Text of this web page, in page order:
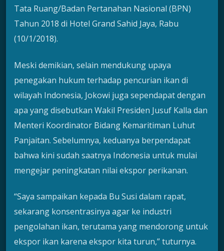
Tata Ruang/Badan Pertanahan Nasional (BPN)
Tahun 2018 di Hotel Grand Sahid Jaya, Rabu
(10/1/2018).
Meski demikian, selain mendukung upaya
penegakan hukum terhadap pencurian ikan di
wilayah Indonesia, Jokowi juga sependapat dengan
apa yang disebutkan Wakil Presiden Jusuf Kalla dan
Menteri Koordinator Bidang Kemaritiman Luhut
Panjaitan. Sebelumnya, keduanya berpendapat
bahwa kini sudah saatnya Indonesia untuk mulai
mengejar peningkatan nilai ekspor perikanan.
“Saya sampaikan kepada Bu Susi dalam rapat,
sekarang konsentrasinya agar ke industri
pengolahan ikan, terutama yang mendorong untuk
ekspor ikan karena ekspor kita turun,” tuturnya.